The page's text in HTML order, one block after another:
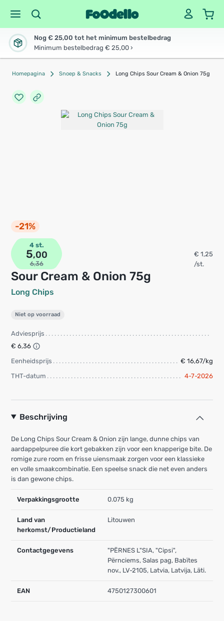
Nog € 25,00 tot het minimum bestelbedrag
Minimum bestelbedrag € 25,00 ›
Homepagina Snoep & Snacks Long Chips Sour Cream & Onion 75g
-21%
Sour Cream & Onion 75g
Long Chips
4 st.
5,00
6,36
€ 1,25
/st.
Niet op voorraad
Adviesprijs
€ 6,36
Eenheidsprijs
€ 16,67/kg
THT-datum
4-7-2026
Beschrijving
De Long Chips Sour Cream & Onion zijn lange, dunne chips van
aardappelpuree die kort gebakken zijn voor een knapperige bite. De
romige zure room en frisse uiensmaak zorgen voor een klassieke
en volle smaakcombinatie. Een speelse snack die net even anders
is dan gewone chips.
Verpakkingsgrootte 0.075 kg
Land van
herkomst/Productieland
Litouwen
Contactgegevens
"PËRNES L"SIA, "Cipsi",
Përnciems, Salas pag, Babïtes
nov., LV-2105, Latvia, Latvija, Läti.
EAN 4750127300601